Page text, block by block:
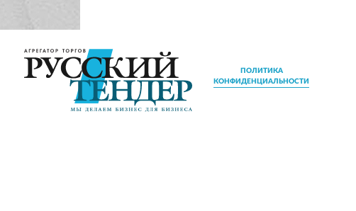
ПОЛИТИКА
КОНФИДЕНЦИАЛЬНОСТИ